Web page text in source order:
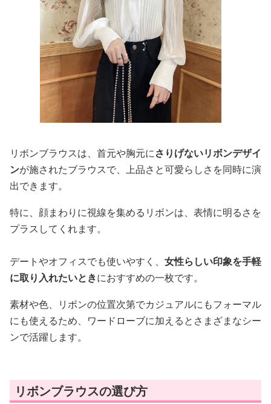
リボンブラウスは、首元や胸元にさりげないリボンデザイ
ンが施されたブラウスで、上品さと可愛らしさを同時に演
出できます。
特に、顔まわりに視線を集めるリボンは、表情に明るさを
プラスしてくれます。
デートやオフィスでも使いやすく、 女性らしい印象を手軽
に取り入れたいときにおすすめの一枚です。
素材や色、リボンの位置次第でカジュアルにもフォーマル
にも使えるため、ワードローブに加えるとさまざまなシー
ンで活躍します。
リボンブラウスの選び方